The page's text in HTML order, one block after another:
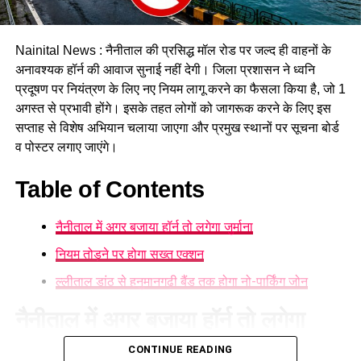
प्रशासन ने जनता से की सतर्क रहने की
अपील
प्रशासन ने लोगों से अपील की है कि बारिश के दौरान अनावश्यक रूप से
तथा किसी भी आपात स्थिति की सूचना तुरंत प्रशासन या आपदा नियंत्रण
कक्ष को दें।
प्रशासन का कहना है कि लोगों की सुरक्षा सर्वोच्च प्राथमिकता है और
Nainital News : नैनीताल की प्रसिद्ध मॉल रोड पर जल्द ही वाहनों के
अनावश्यक हॉर्न की आवाज सुनाई नहीं देगी। जिला प्रशासन ने ध्वनि
प्रदूषण पर नियंत्रण के लिए नए नियम लागू करने का फैसला किया है, जो 1
अगस्त से प्रभावी होंगे। इसके तहत लोगों को जागरूक करने के लिए इस
सप्ताह से विशेष अभियान चलाया जाएगा और प्रमुख स्थानों पर सूचना बोर्ड
व पोस्टर लगाए जाएंगे।
Table of Contents
नैनीताल में अगर बजाया हॉर्न तो लगेगा जुर्माना
नियम तोड़ने पर होगा सख्त एक्शन
ल्लीताल डांठ से हनुमानगढ़ी बैंड तक होगा नो-पार्किंग जोन
CONTINUE READING